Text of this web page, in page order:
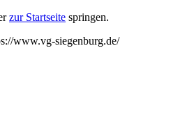
zur Startseite springen.
www.vg-siegenburg.de/